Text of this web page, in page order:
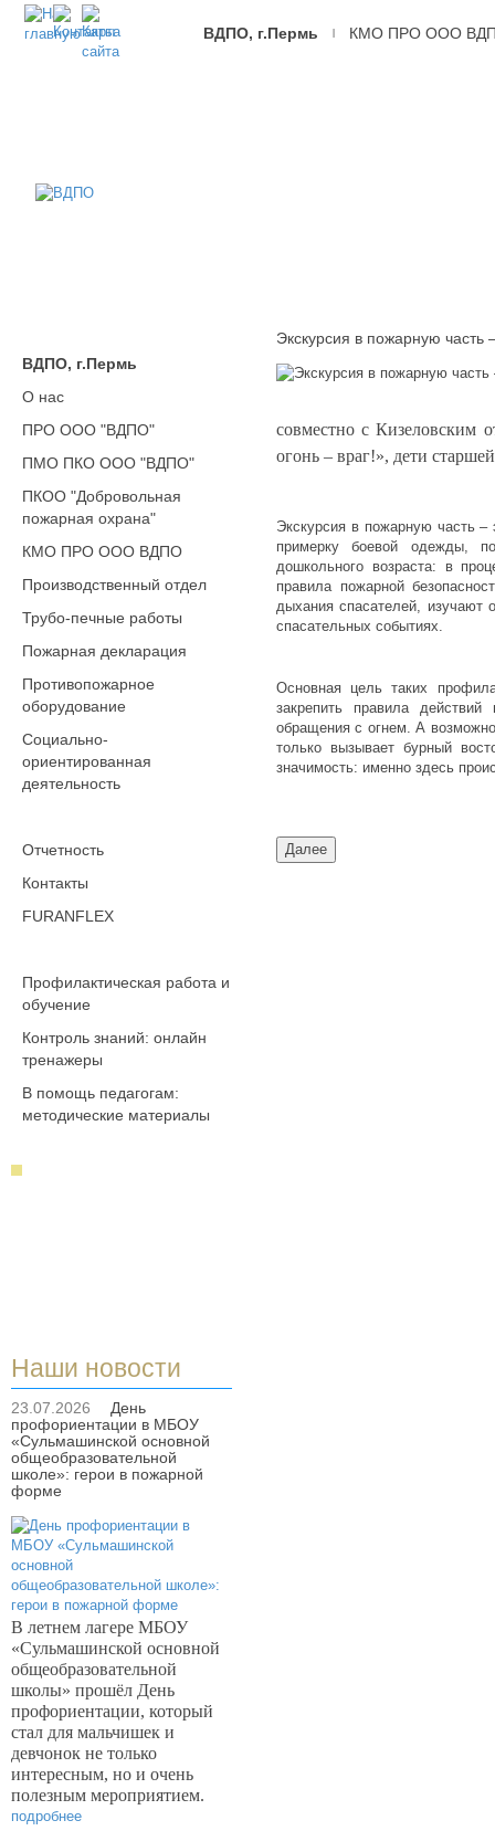
ВДПО, г.Пермь КМО ПРО ООО
ВДПО, г.Пермь
О нас
ПРО ООО "ВДПО"
ПМО ПКО ООО "ВДПО"
ПКОО "Добровольная
пожарная охрана"
КМО ПРО ООО ВДПО
Производственный отдел
Трубо-печные работы
Пожарная декларация
Противопожарное
оборудование
Социально-
ориентированная
деятельность
Отчетность
Контакты
FURANFLEX
Профилактическая работа и
обучение
Контроль знаний: онлайн
тренажеры
В помощь педагогам:
методические материалы
Наши новости
23.07.2026
День
профориентации в МБОУ
«Сульмашинской основной
общеобразовательной
школе»: герои в пожарной
форме
В летнем лагере МБОУ
«Сульмашинской основной
общеобразовательной
школы» прошёл День
профориентации, который
стал для мальчишек и
девчонок не только
интересным, но и очень
полезным мероприятием.
подробнее
Экскурсия в пожарную часть
совместно с Кизеловским
огонь – враг!», дети
Экскурсия в пожарную часть –
примерку боевой одежды,
дошкольного возраста: в
правила пожарной
дыхания спасателей, изучают
спасательных событиях.
Основная цель таких
закрепить правила
обращения с огнем. А
только вызывает бурный
значимость: именно здесь